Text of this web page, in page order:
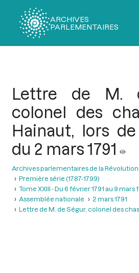
ARCHIVES
PARLEMENTAIRES
Lettre de M.
colonel des
Hainaut, lors
du 2 mars 1791
Archives parlementaires de la Révolution
Première série (1787-1799)
Tome XXIII - Du 6 février 1791 au 9 mars
Assemblée nationale
2 mars 1791
Lettre de M. de Ségur, colonel des